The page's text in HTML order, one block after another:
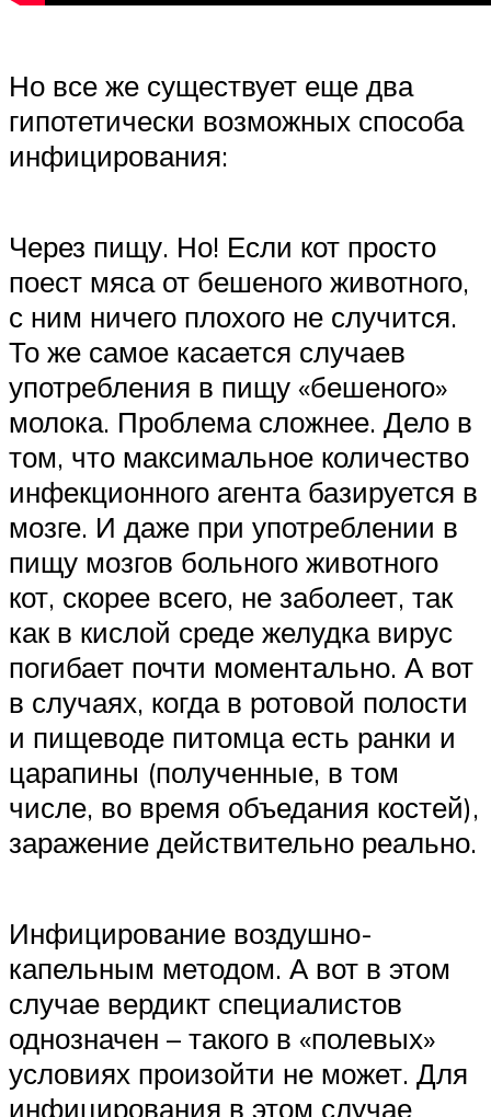
Но все же существует еще два
гипотетически возможных способа
инфицирования:
Через пищу. Но! Если кот просто
поест мяса от бешеного животного,
с ним ничего плохого не случится.
То же самое касается случаев
употребления в пищу «бешеного»
молока. Проблема сложнее. Дело в
том, что максимальное количество
инфекционного агента базируется в
мозге. И даже при употреблении в
пищу мозгов больного животного
кот, скорее всего, не заболеет, так
как в кислой среде желудка вирус
погибает почти моментально. А вот
в случаях, когда в ротовой полости
и пищеводе питомца есть ранки и
царапины (полученные, в том
числе, во время объедания костей),
заражение действительно реально.
Инфицирование воздушно-
капельным методом. А вот в этом
случае вердикт специалистов
однозначен – такого в «полевых»
условиях произойти не может. Для
инфицирования в этом случае